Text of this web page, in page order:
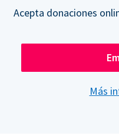
Acepta donaciones
Más